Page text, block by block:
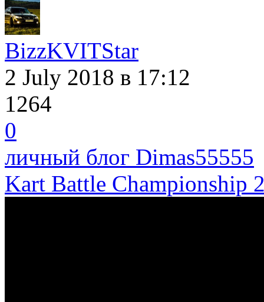
BizzKVITStar
2 July 2018 в 17:12
1264
0
личный блог Dimas55555
Kart Battle Championship